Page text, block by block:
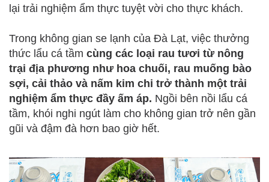
lại trải nghiệm ẩm thực tuyệt vời cho thực khách.
Trong không gian se lạnh của Đà Lạt, việc thưởng
thức lẩu cá tầm cùng các loại rau tươi từ nông
trại địa phương như hoa chuối, rau muống bào
sợi, cải thảo và nấm kim chi trở thành một trải
nghiệm ẩm thực đầy ấm áp. Ngồi bên nồi lẩu cá
tầm, khói nghi ngút làm cho không gian trở nên gần
gũi và đậm đà hơn bao giờ hết.